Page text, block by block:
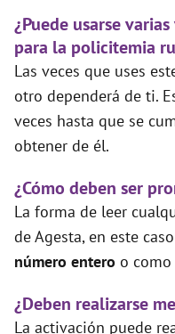
¿Puede usarse
para la policitemia
Las veces que uses
otro dependerá de ti.
veces hasta que se
obtener de él.
¿Cómo deben ser
La forma de leer
de Agesta, en este
número entero o como
¿Deben realizarse
La activación puede